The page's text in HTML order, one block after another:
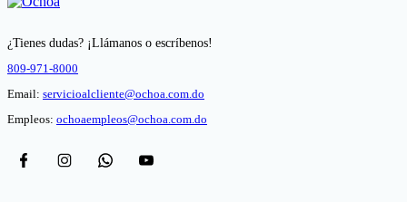
¿Tienes dudas? ¡Llámanos o escríbenos!
809-971-8000
Email: servicioalcliente@ochoa.com.do
Empleos: ochoaempleos@ochoa.com.do